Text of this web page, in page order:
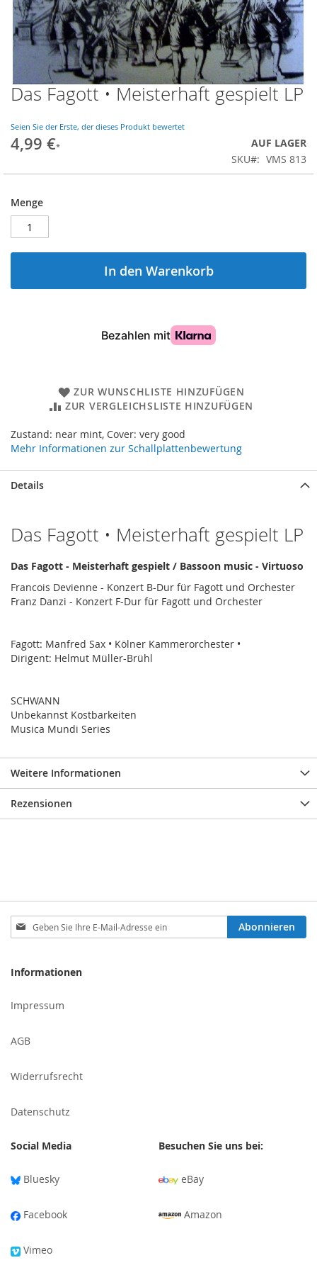
Zum
Anfang
Bildgalerie
springen
Das Fagott • Meisterhaft gespielt LP
Seien Sie der Erste, der dieses Produkt bewertet
4,99 €
AUF LAGER
SKU
VMS 813
Menge
In den Warenkorb
ZUR WUNSCHLISTE HINZUFÜGEN
ZUR VERGLEICHSLISTE HINZUFÜGEN
Zustand: near mint, Cover: very good
Mehr Informationen zur Schallplattenbewertung
Details
Das Fagott • Meisterhaft gespielt LP
Das Fagott - Meisterhaft gespielt / Bassoon music - Virtuoso
Francois Devienne - Konzert B-Dur für Fagott und Orchester
Franz Danzi - Konzert F-Dur für Fagott und Orchester
Fagott: Manfred Sax • Kölner Kammerorchester •
Dirigent: Helmut Müller-Brühl
SCHWANN
Unbekannst Kostbarkeiten
Musica Mundi Series
Weitere Informationen
Rezensionen
Melden
Sie
unseren
an:
Abonnieren
Informationen
Impressum
AGB
Widerrufsrecht
Datenschutz
Social Media
Bluesky
Facebook
Vimeo
Besuchen Sie uns bei:
eBay
Amazon